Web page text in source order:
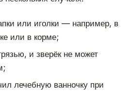
или иголки — например, в
или в корме;
и зверёк не может
лечебную ванночку при